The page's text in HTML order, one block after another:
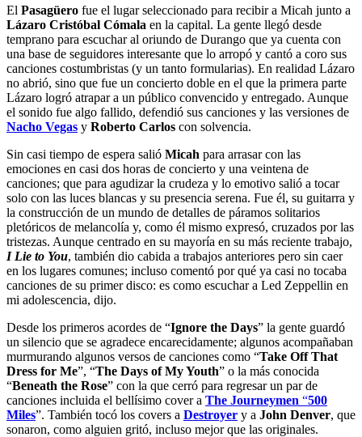
El Pasagüero fue el lugar seleccionado para recibir a Micah junto a
Lázaro Cristóbal Cómala en la capital. La gente llegó desde
temprano para escuchar al oriundo de Durango que ya cuenta con
una base de seguidores interesante que lo arropó y cantó a coro sus
canciones costumbristas (y un tanto formularias). En realidad Lázaro
no abrió, sino que fue un concierto doble en el que la primera parte
Lázaro logró atrapar a un público convencido y entregado. Aunque
el sonido fue algo fallido, defendió sus canciones y las versiones de
Nacho Vegas y Roberto Carlos con solvencia.
Sin casi tiempo de espera salió Micah para arrasar con las
emociones en casi dos horas de concierto y una veintena de
canciones; que para agudizar la crudeza y lo emotivo salió a tocar
solo con las luces blancas y su presencia serena. Fue él, su guitarra y
la construcción de un mundo de detalles de páramos solitarios
pletóricos de melancolía y, como él mismo expresó, cruzados por las
tristezas. Aunque centrado en su mayoría en su más reciente trabajo,
I Lie to You, también dio cabida a trabajos anteriores pero sin caer
en los lugares comunes; incluso comentó por qué ya casi no tocaba
canciones de su primer disco: es como escuchar a Led Zeppellin en
mi adolescencia, dijo.
Desde los primeros acordes de “Ignore the Days” la gente guardó
un silencio que se agradece encarecidamente; algunos acompañaban
murmurando algunos versos de canciones como “Take Off That
Dress for Me”, “The Days of My Youth” o la más conocida
“Beneath the Rose” con la que cerró para regresar un par de
canciones incluida el bellísimo cover a The Journeymen “500
Miles”. También tocó los covers a Destroyer y a John Denver, que
sonaron, como alguien gritó, incluso mejor que las originales.